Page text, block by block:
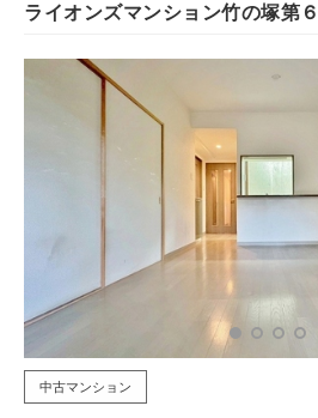
ライオンズマンション竹の塚第
中古マンション